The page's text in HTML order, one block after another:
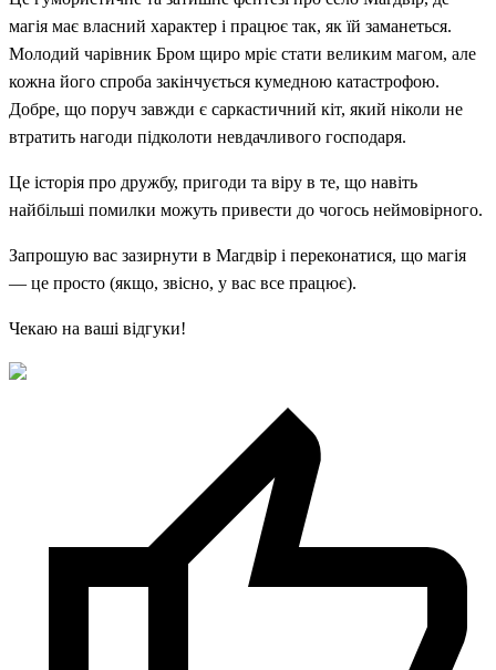
магія має власний характер і працює так, як їй заманеться.
Молодий чарівник Бром щиро мріє стати великим магом, але
кожна його спроба закінчується кумедною катастрофою.
Добре, що поруч завжди є саркастичний кіт, який ніколи не
втратить нагоди підколоти невдачливого господаря.
Це історія про дружбу, пригоди та віру в те, що навіть
найбільші помилки можуть привести до чогось неймовірного.
Запрошую вас зазирнути в Магдвір і переконатися, що магія
— це просто (якщо, звісно, у вас все працює).
Чекаю на ваші відгуки!